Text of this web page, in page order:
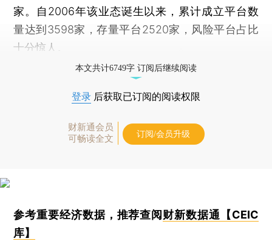
家。自2006年该业态诞生以来，累计成立平台数
量达到3598家，存量平台2520家，风险平台占比
十分惊人。
本文共计6749字 订阅后继续阅读
登录 后获取已订阅的阅读权限
财新通会员
可畅读全文
订阅/会员升级
参考重要经济数据，推荐查阅 财新数据通【CEIC
库】